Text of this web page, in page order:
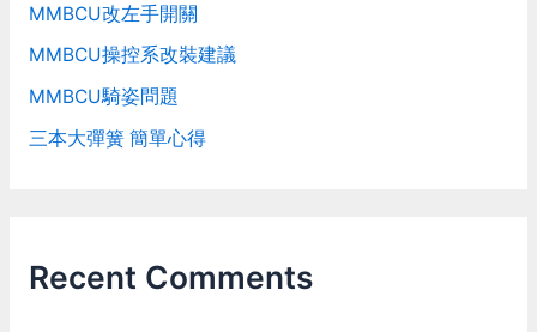
MMBCU改左手開關
MMBCU操控系改裝建議
MMBCU騎姿問題
三本大彈簧 簡單心得
Recent Comments